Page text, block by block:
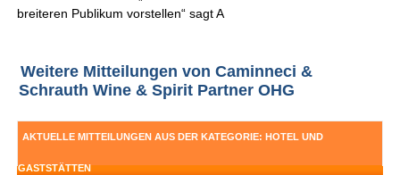
breiteren Publikum vorstellen“ sagt A
Weitere Mitteilungen von Caminneci &
Schrauth Wine & Spirit Partner OHG
AKTUELLE MITTEILUNGEN AUS DER KATEGORIE: HOTEL UND
GASTSTÄTTEN